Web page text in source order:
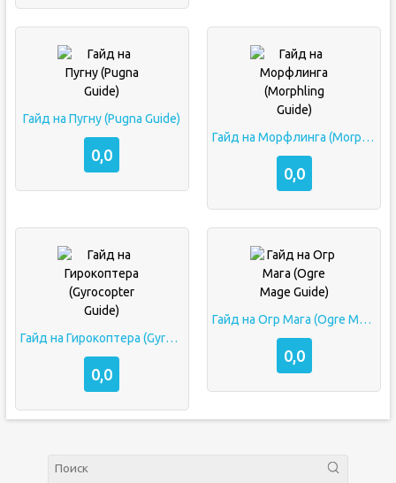
Гайд на Пугну (Pugna Guide)
0,0
Гайд на Морфлинга (Morphling Guide)
0,0
Гайд на Гирокоптера (Gyrocopter Guide)
0,0
Гайд на Огр Мага (Ogre Mage Guide)
0,0